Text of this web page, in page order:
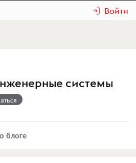
Войти
системы
о блоге